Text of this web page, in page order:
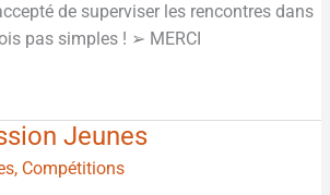
de superviser les rencontres dans
pas simples ! ➢ MERCI
Jeunes
, Compétitions